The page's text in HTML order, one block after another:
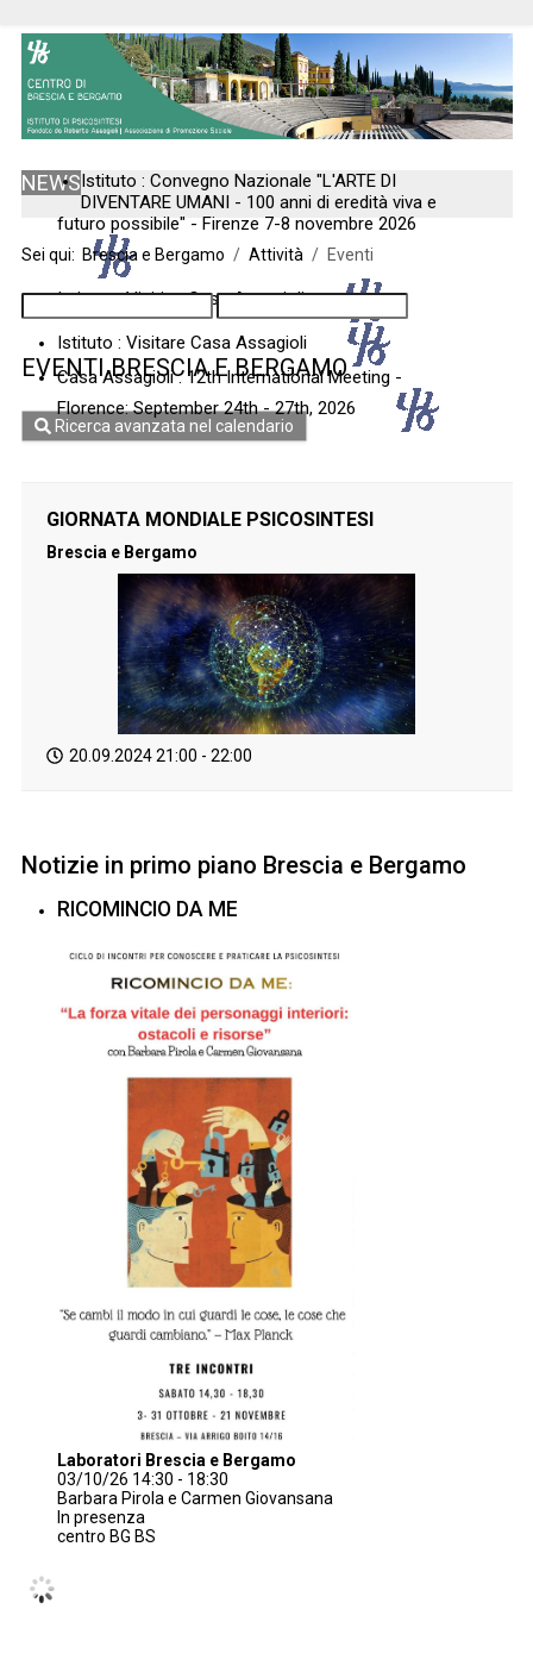
NEWSIstituto : Convegno Nazionale "L'ARTE DI
DIVENTARE UMANI - 100 anni di eredità viva e
futuro possibile" - Firenze 7-8 novembre 2026
Istituto : Visiting Casa Assagioli
Istituto : Visitare Casa Assagioli
Casa Assagioli : 12th International Meeting -
Florence: September 24th - 27th, 2026
Sei qui: Brescia e Bergamo Attività Eventi
EVENTI BRESCIA E BERGAMO
Ricerca avanzata nel calendario
GIORNATA MONDIALE PSICOSINTESI
Brescia e Bergamo
20.09.2024 21:00 - 22:00
Notizie in primo piano Brescia e Bergamo
RICOMINCIO DA ME
Laboratori Brescia e Bergamo
03/10/26 14:30 - 18:30
Barbara Pirola e Carmen Giovansana
In presenza
centro BG BS